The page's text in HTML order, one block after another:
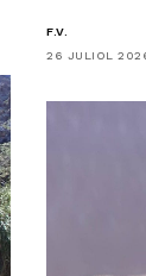
F.V.
26 JULIOL